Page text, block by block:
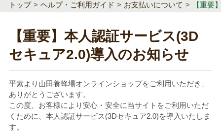
トップ ヘルプ・ご利用ガイド お支払いについて 【重要
【重要】本人認証サービス(3D
セキュア2.0)導入のお知らせ
平素より山田養蜂場オンラインショップをご利用いただき、
ありがとうございます。
この度、お客様により安心・安全に当サイトをご利用いただ
くために、本人認証サービス(3Dセキュア2.0)を導入いたしま
す。